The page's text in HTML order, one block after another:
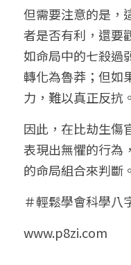
但需要注意的是，
者是否有利，還要
如命局中的七殺過
轉化為魯莽；但如
力，難以真正反抗。
因此，在比劫生傷
表現出無懼的行為
的命局組合來判斷。
＃輕鬆學會科學八
www.p8zi.com